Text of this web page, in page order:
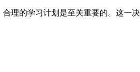
理的学习计划是至关重要的。这一